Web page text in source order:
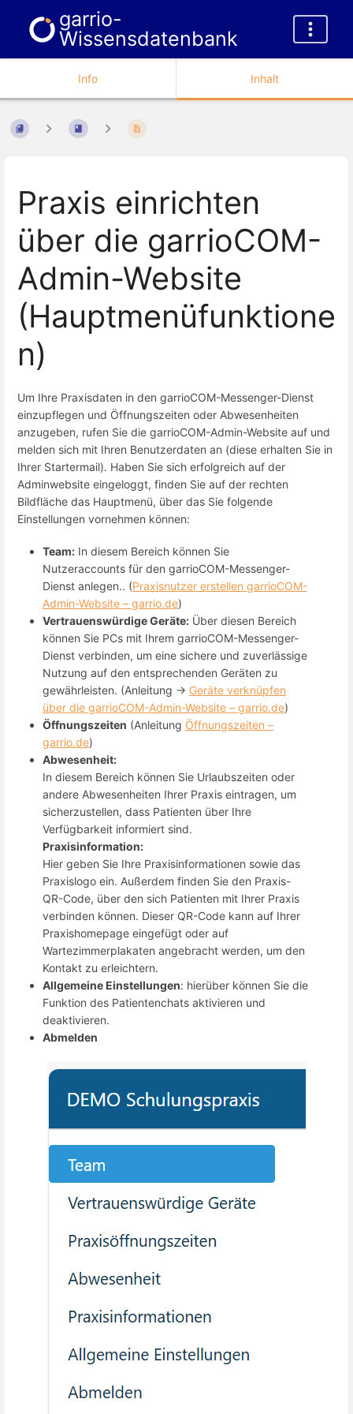
garrio-
Wissensdatenbank
Info Inhalt
Praxis einrichten
über die garrioCOM-
Admin-Website
(Hauptmenüfunktione
n)
Um Ihre Praxisdaten in den garrioCOM-Messenger-Dienst
einzupflegen und Öffnungszeiten oder Abwesenheiten
anzugeben, rufen Sie die garrioCOM-Admin-Website auf und
melden sich mit Ihren Benutzerdaten an (diese erhalten Sie in
Ihrer Startermail). Haben Sie sich erfolgreich auf der
Adminwebsite eingeloggt, finden Sie auf der rechten
Bildfläche das Hauptmenü, über das Sie folgende
Einstellungen vornehmen können:
Team: In diesem Bereich können Sie
Nutzeraccounts für den garrioCOM-Messenger-
Dienst anlegen.. (Praxisnutzer erstellen garrioCOM-
Admin-Website – garrio.de)
Vertrauenswürdige Geräte: Über diesen Bereich
können Sie PCs mit Ihrem garrioCOM-Messenger-
Dienst verbinden, um eine sichere und zuverlässige
Nutzung auf den entsprechenden Geräten zu
gewährleisten. (Anleitung -> Geräte verknüpfen
über die garrioCOM-Admin-Website – garrio.de)
Öffnungszeiten (Anleitung Öffnungszeiten –
garrio.de)
Abwesenheit:
In diesem Bereich können Sie Urlaubszeiten oder
andere Abwesenheiten Ihrer Praxis eintragen, um
sicherzustellen, dass Patienten über Ihre
Verfügbarkeit informiert sind.
Praxisinformation:
Hier geben Sie Ihre Praxisinformationen sowie das
Praxislogo ein. Außerdem finden Sie den Praxis-
QR-Code, über den sich Patienten mit Ihrer Praxis
verbinden können. Dieser QR-Code kann auf Ihrer
Praxishomepage eingefügt oder auf
Wartezimmerplakaten angebracht werden, um den
Kontakt zu erleichtern.
Allgemeine Einstellungen: hierüber können Sie die
Funktion des Patientenchats aktivieren und
deaktivieren.
Abmelden